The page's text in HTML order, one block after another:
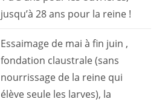
jusqu’à 28 ans pour la reine !
Essaimage de mai à fin juin ,
fondation claustrale (sans
nourrissage de la reine qui
élève seule les larves), la